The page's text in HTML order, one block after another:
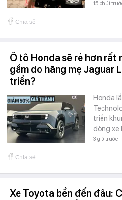
15 phút
Chia sẻ
Ô tô Honda sẽ rẻ hơn rất
gầm do hãng mẹ Jaguar
triển?
Honda
triển
dòng xe
3 giờ trước
Chia sẻ
Xe Toyota bền đến đâu: